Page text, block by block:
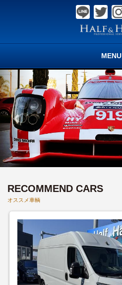
MENU
RECOMMEND CARS
オススメ車輌